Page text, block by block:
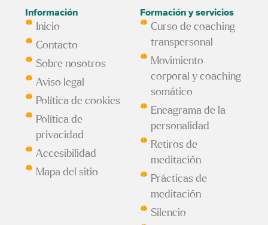
Información
Inicio
Contacto
Sobre nosotros
Aviso legal
Política de cookies
Política de
privacidad
Accesibilidad
Mapa del sitio
Formación y servicios
Curso de coaching
transpersonal
Movimiento
corporal y coaching
somático
Eneagrama de la
personalidad
Retiros de
meditación
Prácticas de
meditación
Silencio